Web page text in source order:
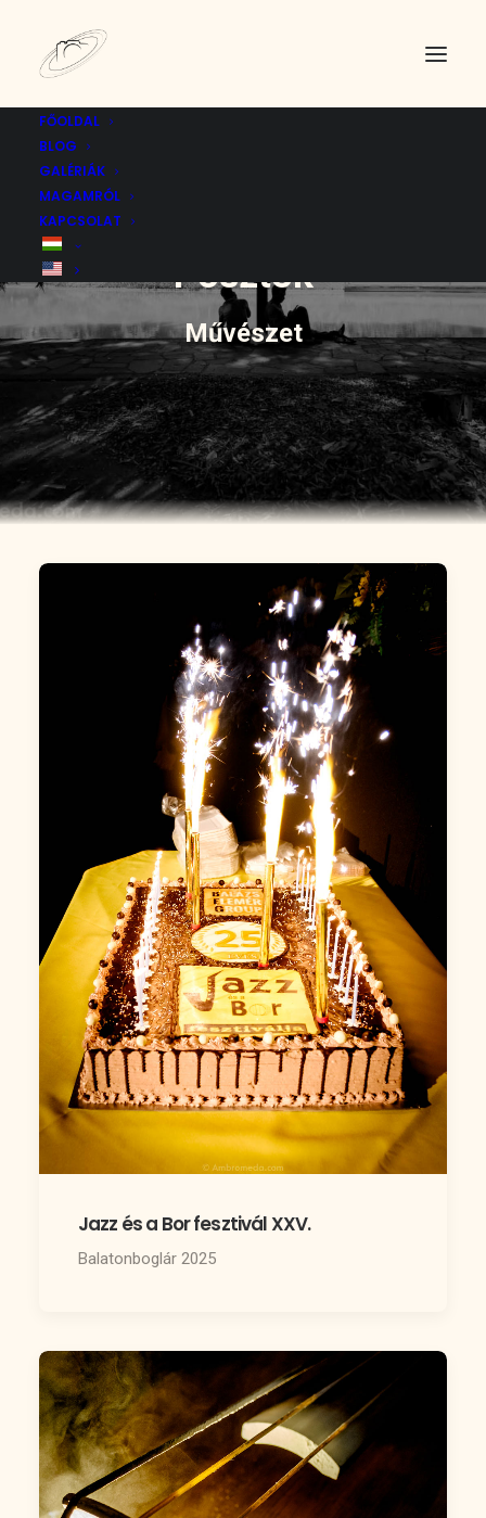
FŐOLDAL
BLOG
GALÉRIÁK
MAGAMRÓL
KAPCSOLAT
Posztok
Művészet
Jazz és a Bor fesztivál XXV.
Balatonboglár 2025